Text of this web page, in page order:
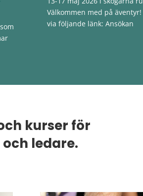
Välkommen med på
via följande länk: Ansökan
kurser för
ledare.